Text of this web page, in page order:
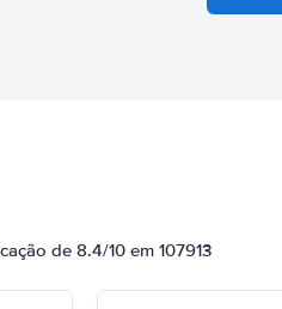
de 8.4/10 em 107913